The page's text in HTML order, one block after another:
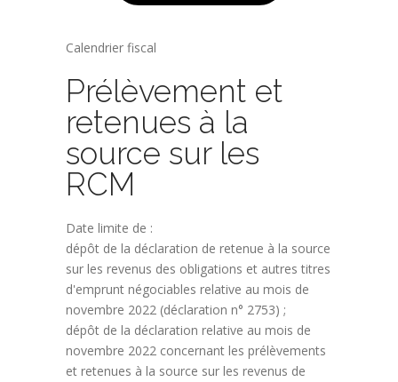
Calendrier fiscal
Prélèvement et
retenues à la
source sur les
RCM
Date limite de :
dépôt de la déclaration de retenue à la source
sur les revenus des obligations et autres titres
d'emprunt négociables relative au mois de
novembre 2022 (déclaration n° 2753) ;
dépôt de la déclaration relative au mois de
novembre 2022 concernant les prélèvements
et retenues à la source sur les revenus de